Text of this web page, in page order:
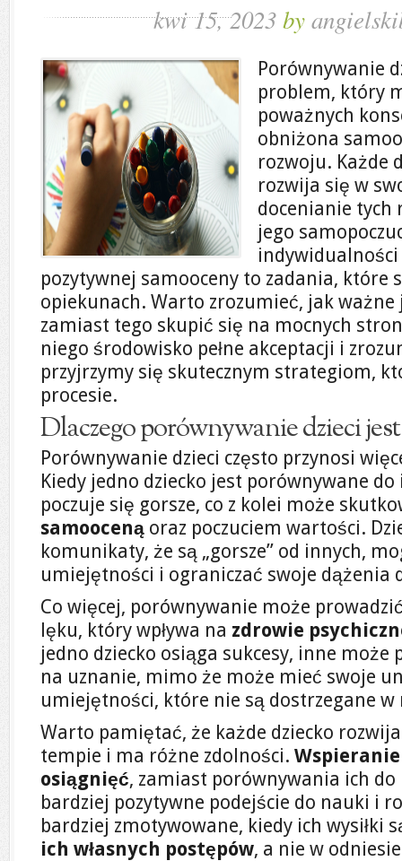
kwi 15, 2023by
Porównywanie
problem, który
poważnych
obniżona
rozwoju. Każde
rozwija się w
docenianie tych
jego
pozytywnej samooceny to zadania, które
opiekunach. Warto zrozumieć, jak
zamiast tego skupić się na mocnych
niego środowisko pełne akceptacji i
przyjrzymy się skutecznym strategiom,
procesie.
Dlaczego porównywanie dzieci
Porównywanie dzieci często przynosi
Kiedy jedno dziecko jest porównywane
poczuje się gorsze, co z kolei może
samooceną oraz poczuciem wartości.
komunikaty, że są „gorsze” od innych,
umiejętności i ograniczać swoje dążenia
Co więcej, porównywanie może
lęku, który wpływa na zdrowie
jedno dziecko osiąga sukcesy, inne może
na uznanie, mimo że może mieć swoje
umiejętności, które nie są dostrzegane
Warto pamiętać, że każde dziecko
tempie i ma różne zdolności.
osiągnięć, zamiast porównywania ich
bardziej pozytywne podejście do nauki i
bardziej zmotywowane, kiedy ich wysiłki
ich własnych postępów, a nie w